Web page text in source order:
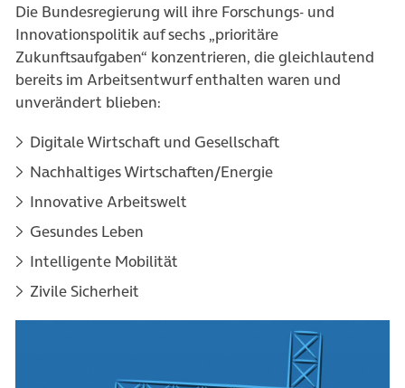
Die Bundesregierung will ihre Forschungs- und
Innovationspolitik auf sechs „prioritäre
Zukunftsaufgaben“ konzentrieren, die gleichlautend
bereits im Arbeitsentwurf enthalten waren und
unverändert blieben:
Digitale Wirtschaft und Gesellschaft
Nachhaltiges Wirtschaften/Energie
Innovative Arbeitswelt
Gesundes Leben
Intelligente Mobilität
Zivile Sicherheit